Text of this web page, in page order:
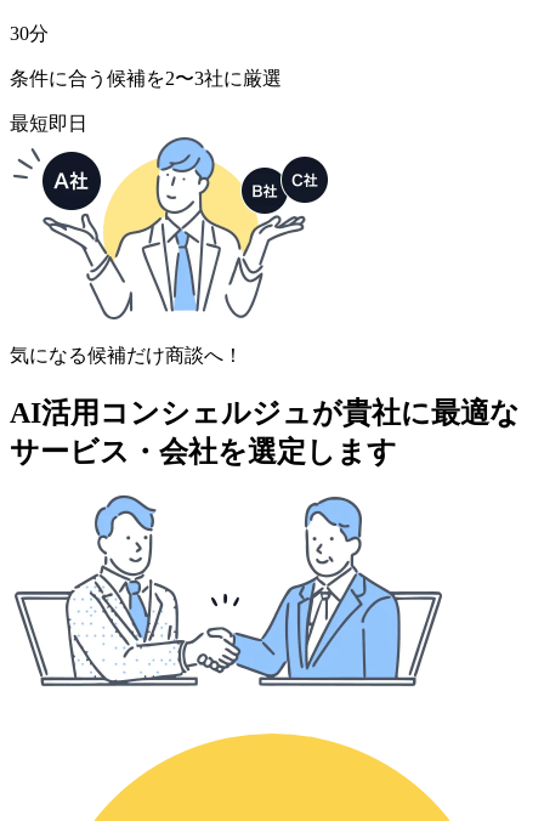
30分
条件に合う候補を2〜3社に厳選
最短即日
気になる候補だけ商談へ！
AI活用コンシェルジュが貴社に最適な
サービス・会社を選定します